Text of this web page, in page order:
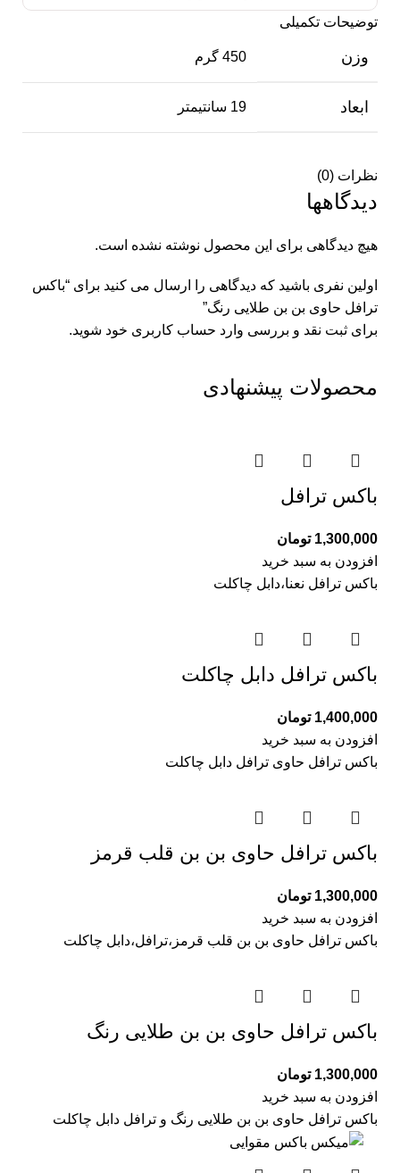
توضیحات تکمیلی
وزن 450 گرم
ابعاد 19 سانتیمتر
نظرات (0)
دیدگاهها
هیچ دیدگاهی برای این محصول نوشته نشده است.
اولین نفری باشید که دیدگاهی را ارسال می کنید برای “باکس
ترافل حاوی بن بن طلایی رنگ”
برای ثبت نقد و بررسی وارد حساب کاربری خود شوید.
محصولات پیشنهادی
باکس ترافل
1,300,000 تومان
افزودن به سبد خرید
باکس ترافل نعنا،دابل چاکلت
باکس ترافل دابل چاکلت
1,400,000 تومان
افزودن به سبد خرید
باکس ترافل حاوی ترافل دابل چاکلت
باکس ترافل حاوی بن بن قلب قرمز
1,300,000 تومان
افزودن به سبد خرید
باکس ترافل حاوی بن بن قلب قرمز،ترافل،دابل چاکلت
باکس ترافل حاوی بن بن طلایی رنگ
1,300,000 تومان
افزودن به سبد خرید
باکس ترافل حاوی بن بن طلایی رنگ و ترافل دابل چاکلت